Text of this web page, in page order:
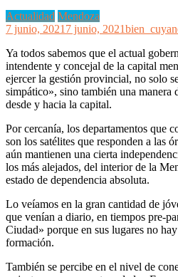
Actualidad Mendoza
7 junio, 2021 7 junio, 2021
Ya todos sabemos que el actual
intendente y concejal de la capital
ejercer la gestión provincial, no solo
simpático», sino también una manera
desde y hacia la capital.
Por cercanía, los departamentos que
son los satélites que responden a las
aún mantienen una cierta
los más alejados, del interior de la
estado de dependencia absoluta.
Lo veíamos en la gran cantidad de
que venían a diario, en tiempos pre-
Ciudad» porque en sus lugares no
formación.
También se percibe en el nivel de